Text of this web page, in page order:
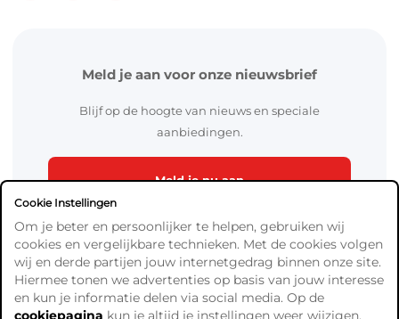
Meld je aan voor onze nieuwsbrief
Blijf op de hoogte van nieuws en speciale
aanbiedingen.
Meld je nu aan
Cookie Instellingen
Om je beter en persoonlijker te helpen, gebruiken wij
cookies en vergelijkbare technieken. Met de cookies volgen
wij en derde partijen jouw internetgedrag binnen onze site.
Hiermee tonen we advertenties op basis van jouw interesse
en kun je informatie delen via social media. Op de
cookiepagina kun je altijd je instellingen weer wijzigen.